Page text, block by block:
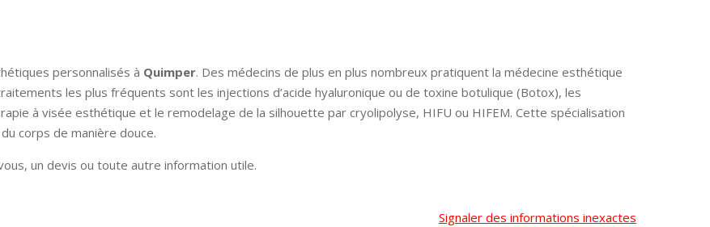
personnalisés à Quimper. Des médecins de plus en plus nombreux pratiquent la médecine esthétique
les plus fréquents sont les injections d’acide hyaluronique ou de toxine botulique (Botox), les
à visée esthétique et le remodelage de la silhouette par cryolipolyse, HIFU ou HIFEM. Cette spécialisation
corps de manière douce.
un devis ou toute autre information utile.
Signaler des informations inexactes